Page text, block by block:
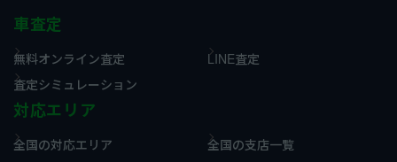
車査定
無料オンライン査定
LINE査定
査定シミュレーション
対応エリア
全国の対応エリア 全国の支店一覧